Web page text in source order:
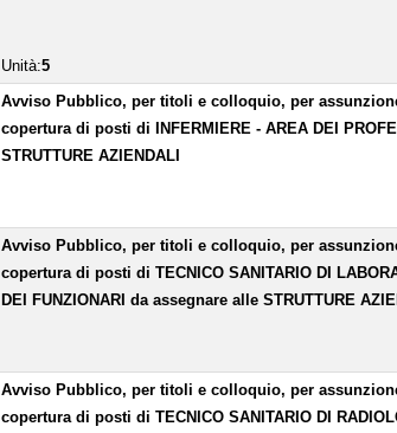
Unità:5
Avviso Pubblico, per titoli e colloquio, per
copertura di posti di INFERMIERE - AREA DEI
STRUTTURE AZIENDALI
Avviso Pubblico, per titoli e colloquio, per
copertura di posti di TECNICO SANITARIO DI
DEI FUNZIONARI da assegnare alle STRUTTURE
Avviso Pubblico, per titoli e colloquio, per
copertura di posti di TECNICO SANITARIO DI